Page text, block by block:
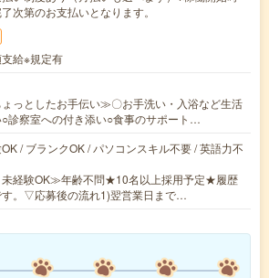
次第のお支払いとなります。
給※規定有
っとしたお手伝い≫〇お手洗い・入浴など生活
診察室への付き添い○食事のサポート…
/ ブランクOK / パソコンスキル不要 / 英語力不
経験OK≫年齢不問★10名以上採用予定★履歴
す。▽応募後の流れ1)翌営業日まで…